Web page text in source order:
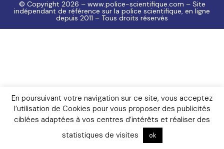
© Copyright 2026 – www.police-scientifique.com – Site
indépendant de référence sur la police scientifique, en ligne
depuis 2011 – Tous droits réservés
En poursuivant votre navigation sur ce site, vous acceptez
l’utilisation de Cookies pour vous proposer des publicités
ciblées adaptées à vos centres d’intérêts et réaliser des
statistiques de visites
ok